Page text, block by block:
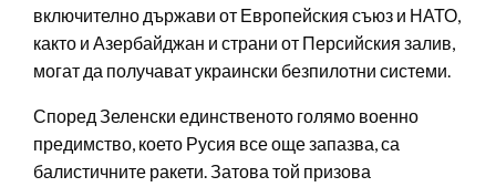
включително държави от Европейския съюз и НАТО,
както и Азербайджан и страни от Персийския залив,
могат да получават украински безпилотни системи.
Според Зеленски единственото голямо военно
предимство, което Русия все още запазва, са
балистичните ракети. Затова той призова